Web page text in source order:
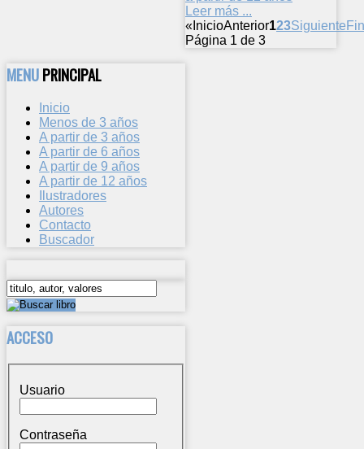
Leer más ...
« InicioAnterior123Siguiente
Página 1 de 3
MENUPRINCIPAL
Inicio
Menos de 3 años
A partir de 3 años
A partir de 6 años
A partir de 9 años
A partir de 12 años
Ilustradores
Autores
Contacto
Buscador
ACCESO
Usuario
Contraseña